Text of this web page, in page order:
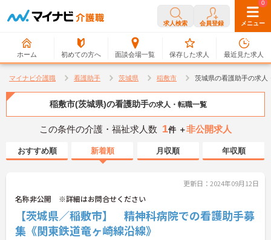
求人検索 会員登録 メニュー
ホーム 初めての方へ 面談会場一覧
0
保存した求人
0
最近見た求人
マイナビ介護職 看護助手 茨城県 稲敷市 茨城県の看護助手の求人
稲敷市(茨城県)の看護助手の求人・転職一覧
この条件の介護・福祉求人数 1件 ＋非公開求人
おすすめ順 新着順 月収順 年収順
更新日：2024年09月12日
名称非公開 ※詳細はお問合せください
【茨城県／稲敷市】 精神科病院での看護助手募
集《関東鉄道竜ヶ崎線沿線》